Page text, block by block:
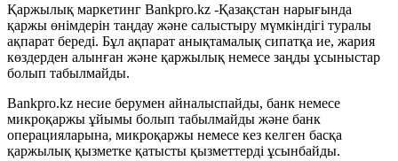
Қаржылық маркетинг Bankpro.kz -Қазақстан нарығында
қаржы өнімдерін таңдау және салыстыру мүмкіндігі туралы
ақпарат береді. Бұл ақпарат анықтамалық сипатқа ие, жария
көздерден алынған және қаржылық немесе заңды ұсыныстар
болып табылмайды.
Bankpro.kz несие берумен айналыспайды, банк немесе
микроқаржы ұйымы болып табылмайды және банк
операцияларына, микроқаржы немесе кез келген басқа
қаржылық қызметке қатысты қызметтерді ұсынбайды.